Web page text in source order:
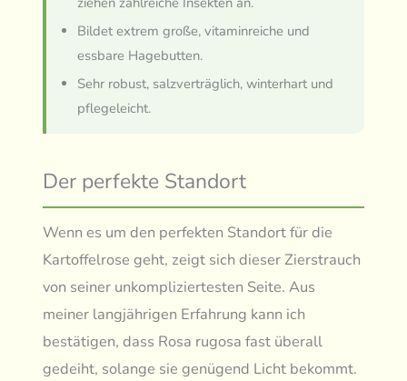
Bildet extrem große, vitaminreiche und
essbare Hagebutten.
Sehr robust, salzverträglich, winterhart und
pflegeleicht.
Der perfekte Standort
Wenn es um den perfekten Standort für die
Kartoffelrose geht, zeigt sich dieser Zierstrauch
von seiner unkompliziertesten Seite. Aus
meiner langjährigen Erfahrung kann ich
bestätigen, dass Rosa rugosa fast überall
gedeiht, solange sie genügend Licht bekommt.